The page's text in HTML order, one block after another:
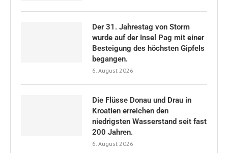
Der 31. Jahrestag von Storm
wurde auf der Insel Pag mit einer
Besteigung des höchsten Gipfels
begangen.
6. August 2026
Die Flüsse Donau und Drau in
Kroatien erreichen den
niedrigsten Wasserstand seit fast
200 Jahren.
6. August 2026